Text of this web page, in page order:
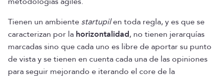
Tienen un ambiente startupilen toda regla, y es que se
caracterizan por la horizontalidad, no tienen jerarquías
marcadas sino que cada uno es libre de aportar su punto
de vista y se tienen en cuenta cada una de las opiniones
para seguir mejorando e iterando el core de la